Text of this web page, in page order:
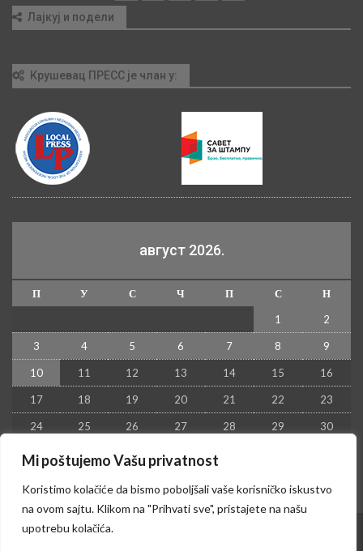
Mi poštujemo Vašu privatnost
Koristimo kolačiće da bismo poboljšali vaše korisničko iskustvo
na ovom sajtu. Klikom na "Prihvati sve", pristajete na našu
upotrebu kolačića.
Лајкуј и подели
Крушевац ПРЕСС је члан у:
август 2026.
П У С Ч П С
Н
1
2
3 4 5 6 7 8 9
10 11 12 13 14 15 16
17 18 19 20 21 22 23
24 25 26 27 28 29 30
31